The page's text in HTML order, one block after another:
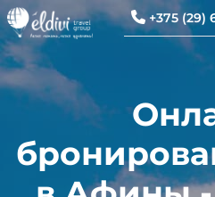
+375 (29)